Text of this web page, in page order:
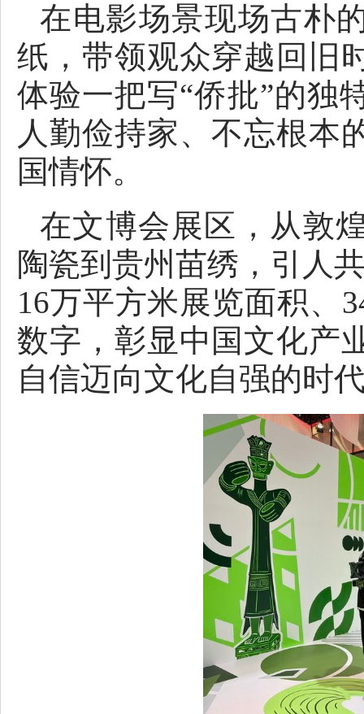
在电影场景现场古朴
纸，带领观众穿越回旧
体验一把写“侨批”的独
人勤俭持家、不忘根本
国情怀。
在文博会展区，从敦
陶瓷到贵州苗绣，引人
16万平方米展览面积
数字，彰显中国文化产
自信迈向文化自强的时